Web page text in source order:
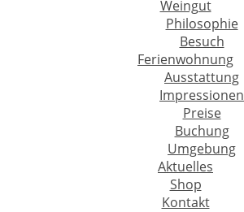
Weingut
Philosophie
Besuch
Ferienwohnung
Ausstattung
Impressionen
Preise
Buchung
Umgebung
Aktuelles
Shop
Kontakt